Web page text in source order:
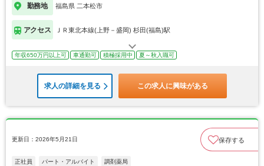
勤務地 福島県 二本松市
アクセス ＪＲ東北本線(上野－盛岡) 杉田(福島)駅
年収650万円以上可 車通勤可 積極採用中 夏～秋入職可
求人の詳細を見る この求人に興味がある
更新日：2026年5月21日 保存する
正社員 パート・アルバイト 調剤薬局